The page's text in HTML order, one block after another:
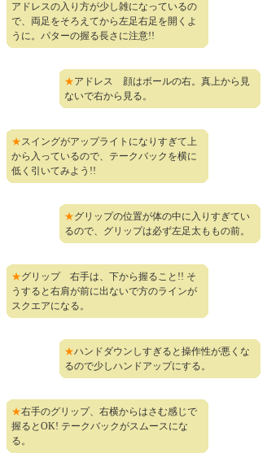
アドレスの入り方が少し雑になっているの
で、両足をそろえてから左足右足を開くよ
うに。パターの握る長さに注意!!
★アドレス 顔はボールの右。真上から見
ないで右から見る。
★スイングがアップライトになりすぎて上
から入っているので、テークバックを横に
低く引いてみよう!!
★グリップの位置が体の中に入りすぎてい
るので、グリップは必ず左足太ももの前。
★グリップ 右手は、下から握ること!! そ
うすると右肩が前に出ないで方のラインが
スクエアになる。
★ハンドダウンしすぎると操作性が悪くな
るので少しハンドアップにする。
★右手のグリップ、右横からはさむ感じで
握るとOK! テークバックがスムースにな
る。